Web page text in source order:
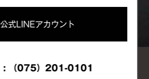
公式LINEアカウント
: （075）201-0101